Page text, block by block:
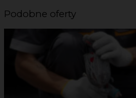
Podobne oferty